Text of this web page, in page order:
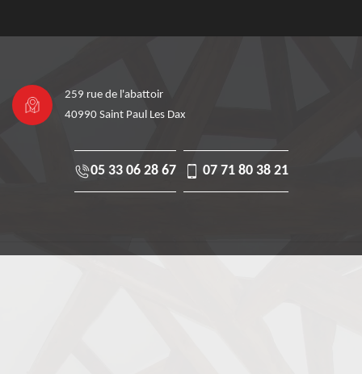
259 rue de l'abattoir
40990 Saint Paul Les Dax
05 33 06 28 67 07 71 80 38 21